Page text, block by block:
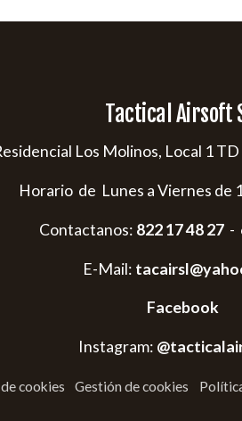
Tactical Airsoft
Los Molinos, Local 1
Horario de Lunes a Viernes de
Contactanos: 822 17 48 27 -
E-Mail:
Facebook
Instagram:
cookies Gestión de cookies